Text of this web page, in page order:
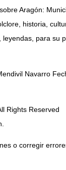
Aragón:
historia,
para su
Navarro
Rights Reserved
o corregir